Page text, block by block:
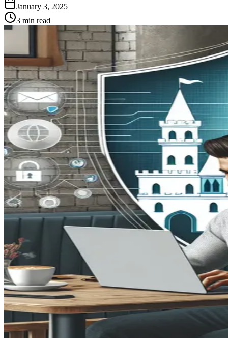
January 3, 2025
3 min read